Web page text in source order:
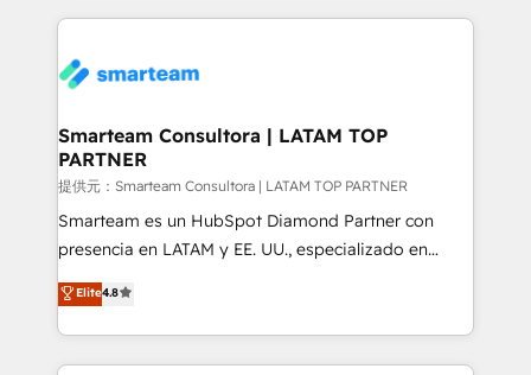
marketing & service, breaks down silos, and gives
confidence. We deliver end to end strategy and
and technology around a single source of truth to
support sustainable growth and better decision-
making. Working with clients locally and globally, our
expertise includes HubSpot onboarding and CRM
implementation, automation, sales and customer
and data-driven campaigns. Winners of the first
Global HEART Award, Yamini Rogan, CEO of
Smarteam Consultora | LATAM TOP
PARTNER
提供元：Smarteam Consultora | LATAM TOP PARTNER
Smarteam es un HubSpot Diamond Partner con
presencia en LATAM y EE. UU., especializado en
implementaciones de HubSpot, integraciones API y
optimización de procesos comerciales con IA. Con
más de 6 años de experiencia, hemos liderado 100+
implementaciones conectando HubSpot con SAP,
Elite4.8